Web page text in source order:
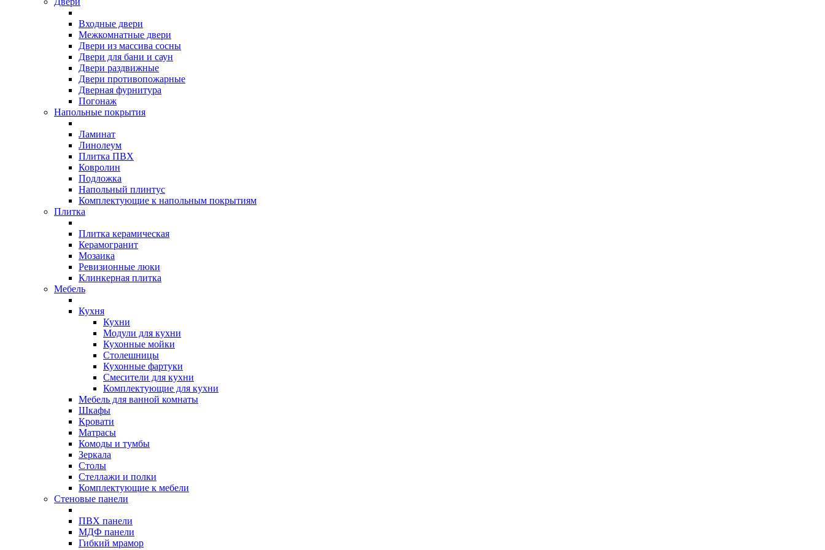
Входные двери
Межкомнатные двери
Двери из массива сосны
Двери для бани и саун
Двери раздвижные
Двери противопожарные
Дверная фурнитура
Погонаж
Напольные покрытия
Ламинат
Линолеум
Плитка ПВХ
Ковролин
Подложка
Напольный плинтус
Комплектующие к напольным покрытиям
Плитка
Плитка керамическая
Керамогранит
Мозаика
Ревизионные люки
Клинкерная плитка
Мебель
Кухня
Кухни
Модули для кухни
Кухонные мойки
Столешницы
Кухонные фартуки
Смесители для кухни
Комплектующие для кухни
Мебель для ванной комнаты
Шкафы
Кровати
Матрасы
Комоды и тумбы
Зеркала
Столы
Стеллажи и полки
Комплектующие к мебели
Стеновые панели
ПВХ панели
МДФ панели
Гибкий мрамор